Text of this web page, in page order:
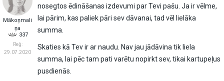
Mākoņmali
ņa
337
Reģ:
29.07.2020
nosegtos ēdināšanas izdevumi par Tevi pašu. Ja ir vēlme,
lai pārim, kas paliek pāri sev dāvanai, tad vēl lielāka
summa.
Skaties kā Tev ir ar naudu. Nav jau jādāvina tik liela
summa, lai pēc tam pati varētu nopirkt sev, tikai kartupeļus
pusdienās.